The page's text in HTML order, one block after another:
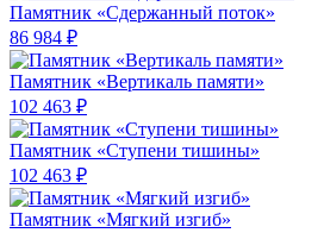
Памятник «Сдержанный поток»
86 984 ₽
Памятник «Вертикаль памяти»
102 463 ₽
Памятник «Ступени тишины»
102 463 ₽
Памятник «Мягкий изгиб»